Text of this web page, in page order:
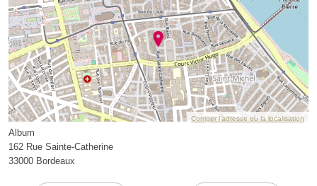
Corriger l’adresse ou la localisation
Album
162 Rue Sainte-Catherine
33000 Bordeaux